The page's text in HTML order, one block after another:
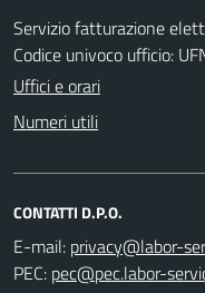
Servizio fatturazione
Codice univoco ufficio:
Uffici e orari
Numeri utili
CONTATTI D.P.O.
E-mail:
PEC: